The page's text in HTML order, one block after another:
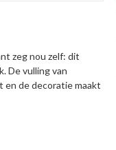
zeg nou zelf: dit
De vulling van
en de decoratie maakt